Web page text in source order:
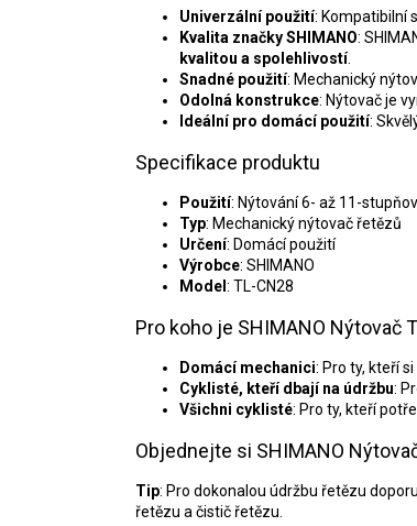
Univerzální použití: Kompatibilní
Kvalita značky SHIMANO:
kvalitou a spolehlivostí.
Snadné použití: Mechanický
Odolná konstrukce: Nýtovač je
Ideální pro domácí použití:
Specifikace produktu
Použití: Nýtování 6- až 11-
Typ: Mechanický nýtovač řetězů
Určení: Domácí použití
Výrobce: SHIMANO
Model : TL-CN28
Pro koho je SHIMANO Nýtovač
Domácí mechanici: Pro ty, kteří
Cyklisté, kteří dbají na údržbu:
Všichni cyklisté: Pro ty, kteří
Objednejte si SHIMANO
Tip: Pro dokonalou údržbu řetězu
řetězu a čistič řetězu.